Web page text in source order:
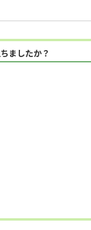
ましたか？